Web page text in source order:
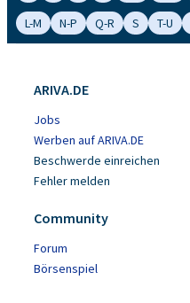
L-M
N-P Q-R S T-U
ARIVA.DE
Jobs
Werben auf ARIVA.DE
Beschwerde einreichen
Fehler melden
Community
Forum
Börsenspiel